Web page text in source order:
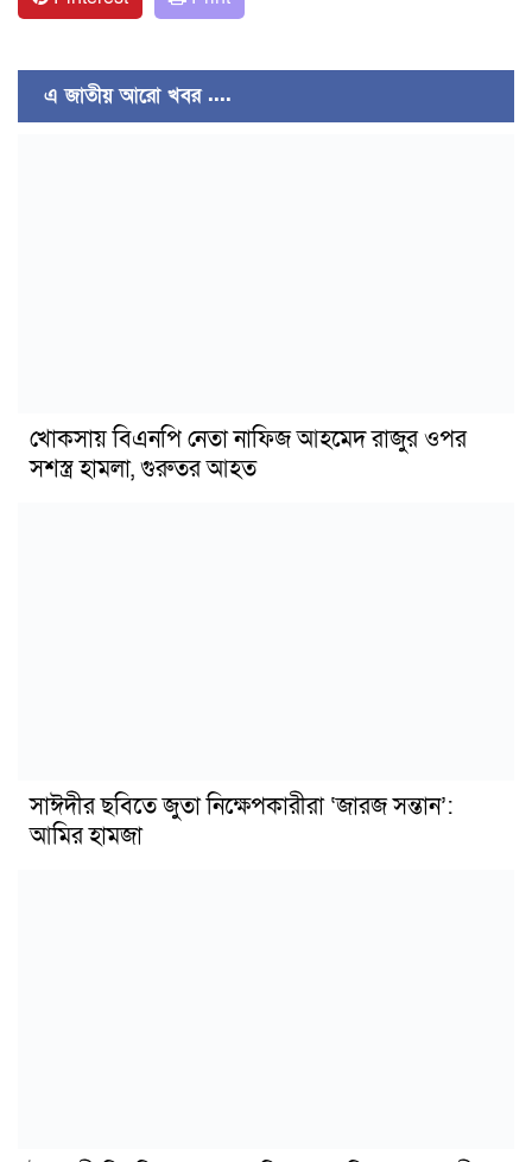
এ জাতীয় আরো খবর ....
খোকসায় বিএনপি নেতা নাফিজ আহমেদ রাজুর ওপর
সশস্ত্র হামলা, গুরুতর আহত
সাঈদীর ছবিতে জুতা নিক্ষেপকারীরা ‘জারজ সন্তান’:
আমির হামজা